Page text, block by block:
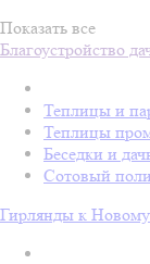
Показать все
Благоустройство
Теплицы и
Теплицы
Беседки и
Сотовый
Гирлянды к